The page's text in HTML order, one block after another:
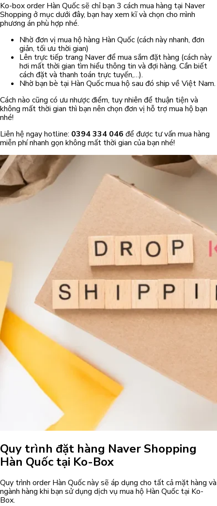
Ko-box order Hàn Quốc sẽ chỉ bạn 3 cách mua hàng tại Naver
Shopping ở mục dưới đây, bạn hay xem kĩ và chọn cho mình
phương án phù hợp nhé.
Nhờ đơn vị mua hộ hàng Hàn Quốc (cách này nhanh, đơn
giản, tối ưu thời gian)
Lên trực tiếp trang Naver để mua sắm đặt hàng (cách này
hơi mất thời gian tìm hiểu thông tin và đợi hàng. Cần biết
cách đặt và thanh toán trực tuyến,…).
Nhờ bạn bè tại Hàn Quốc mua hộ sau đó ship về Việt Nam.
Cách nào cũng có ưu nhược điểm, tuy nhiên để thuận tiện và
không mất thời gian thì bạn nên chọn đơn vị hỗ trợ mua hộ bạn
nhé!
Liên hệ ngay hotline: 0394 334 046 để được tư vấn mua hàng
miễn phí nhanh gọn không mất thời gian của bạn nhé!
Quy trình đặt hàng Naver Shopping
Hàn Quốc tại Ko-Box
Quy trình order Hàn Quốc này sẽ áp dụng cho tất cả mặt hàng và
ngành hàng khi bạn sử dụng dịch vụ mua hộ Hàn Quốc tại Ko-
Box.